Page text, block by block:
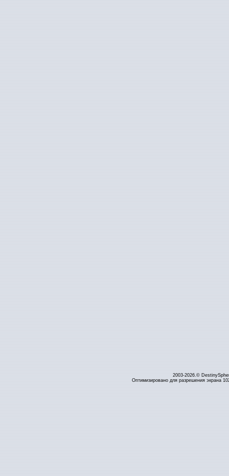
2003-2026.©
Оптимизировано для разрешения экрана